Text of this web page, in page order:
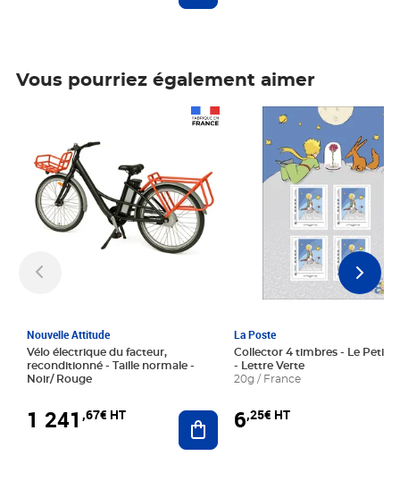
Vous pourriez également aimer
Nouvelle Attitude
Vélo électrique du facteur,
reconditionné - Taille normale -
Noir/ Rouge
1 241 ,67€ HT Ajouter au panier
La Poste
Collector 4 timbres - Le Petit
- Lettre Verte
20g / France
6,25€ HT
Prix 6,25€ HT